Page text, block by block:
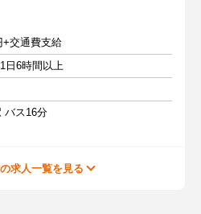
+交通費支給
日6時間以上
バス16分
求人一覧を見る